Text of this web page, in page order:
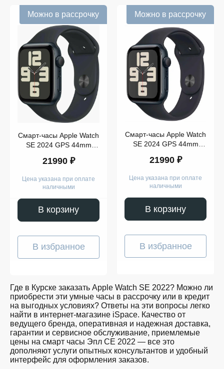
Можно в рассрочку
Смарт-часы Apple Watch
SE 2024 GPS 44mm
with Midnight Sport Band
21990 ₽
Цена указана при оплате
наличными
В корзину
В избранное
Можно в рассрочку
Смарт-часы Apple Watch
SE 2024 GPS 44mm
with Midnight Sport Band
21990 ₽
Цена указана при оплате
наличными
В корзину
В избранное
Где в Курске заказать Apple Watch SE 2022? Можно ли
приобрести эти умные часы в рассрочку или в кредит
на выгодных условиях? Ответы на эти вопросы легко
найти в интернет-магазине iSpace. Качество от
ведущего бренда, оперативная и надежная доставка,
гарантии и сервисное обслуживание, приемлемые
цены на смарт часы Эпл СЕ 2022 — все это
дополняют услуги опытных консультантов и удобный
интерфейс для оформления заказов.